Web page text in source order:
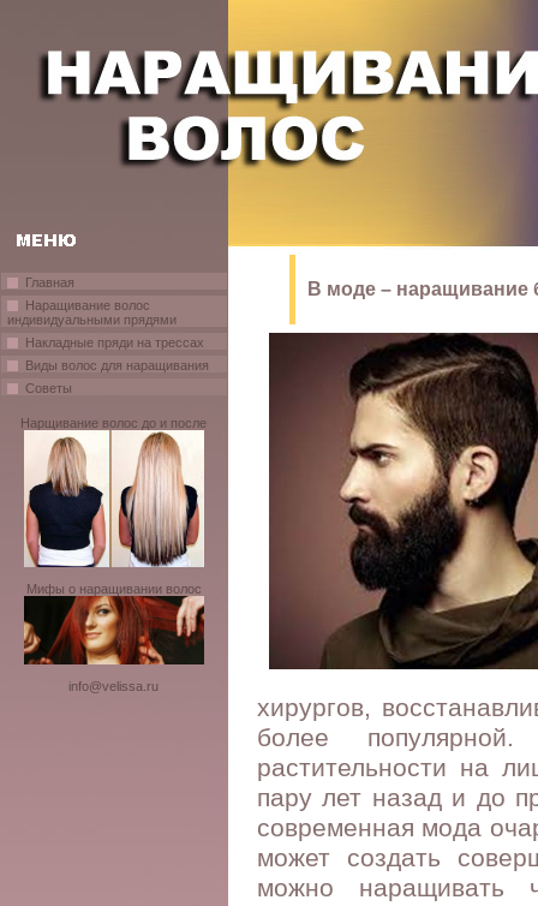
Главная
Наращивание волос
индивидуальными прядями
Накладные пряди на трессах
Виды волос для наращивания
Советы
Нарщивание волос до и после
Мифы о наращивании волос
info@velissa.ru
В моде – наращивание
хирургов,
более
растительности на
пару лет назад и до
современная мода
может создать
можно наращивать